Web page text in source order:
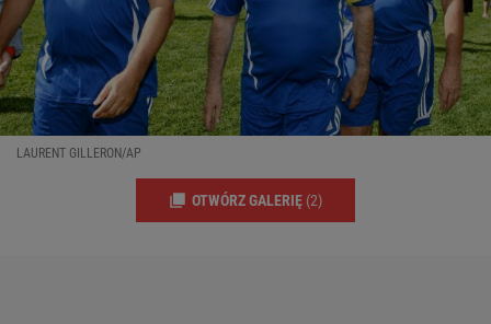
LAURENT GILLERON/AP
OTWÓRZ GALERIĘ (2)